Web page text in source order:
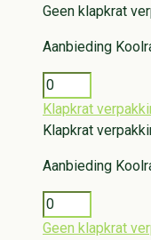
Geen klapkrat
Aanbieding
Klapkrat
Klapkrat
Aanbieding
Geen klapkrat